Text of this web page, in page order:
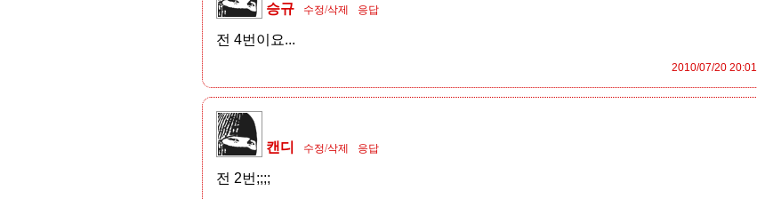
승규 수정/삭제 응답
전 4번이요...
2010/07/20 20:01
캔디 수정/삭제 응답
전 2번;;;;